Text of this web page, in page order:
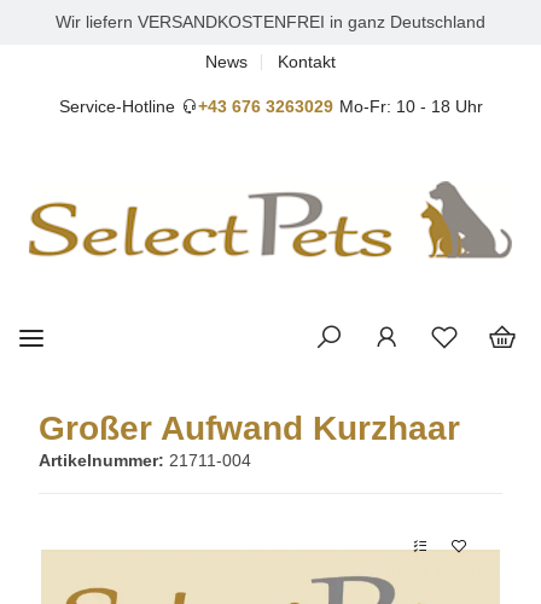
Wir liefern VERSANDKOSTENFREI in ganz Deutschland
News Kontakt
Service-Hotline +43 676 3263029 Mo-Fr: 10 - 18 Uhr
Großer Aufwand Kurzhaar
Artikelnummer: 21711-004